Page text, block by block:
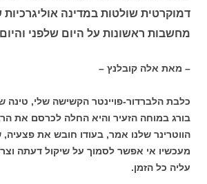
דמוקרטית שולטות במדינה
מחשבות ראשונות על היום שלפני
– מאת אלה קובלנץ –
כלבת הלברדור-פויינטר הקשישה שלי, טינה
בורג במוחה הזעיר והיא החלה לכרסם את
הווטרינר שלנו אמר, בעודו חובש את
מעכשיו אי אפשר לסמוך על שיקול דעתה
עליה כל הזמן.